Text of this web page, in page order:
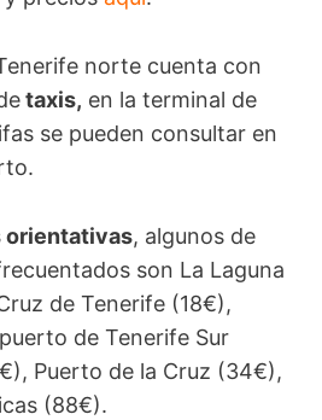
norte cuenta con
taxis, en la terminal de
se pueden consultar en
orientativas, algunos de
son La Laguna
de Tenerife (18€),
de Tenerife Sur
Puerto de la Cruz (34€),
(88€).